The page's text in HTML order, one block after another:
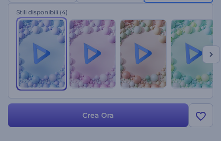
Perfetto per il lancio di nuovi prodotti, la promozione di aziende o
servizi, l'apertura di presentazioni e molti altri progetti. Non perdere
l'opportunità di rendere la rivelazione del tuo logo un'esperienza
indimenticabile e di far risaltare il tuo brand. Provalo subito!
Stili disponibili (4)
Crea Ora